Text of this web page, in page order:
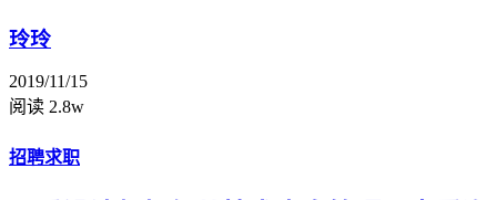
玲玲
2019/11/15
阅读 2.8w
招聘求职